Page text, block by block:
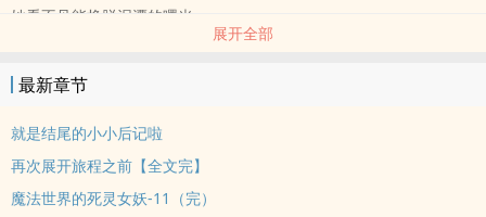
她看不见能挣脱泥潭的曙光
但她却没想到，死后居然会被高位面的组织看中
不过，她要走的剧情没有半点‌‎高‌‎潮‌‍‎迭起的刺激，因为她走的是背景板
路线
解她的故事吗？
——————————————————————
展开全部
最新章节
就是结尾的小小后记啦
再次展开旅程之前【全文完】
魔法世界的死灵女妖-11（完）